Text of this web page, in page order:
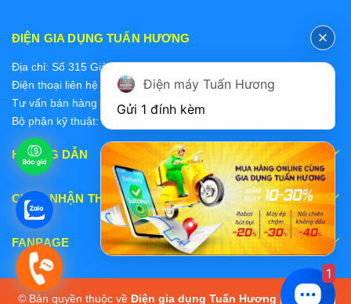
ĐIỆN GIA DỤNG TUẤN HƯƠNG
Địa chỉ: Số 315 Giảng Võ, Ba Đình, Hà Nội
Điện thoại liên hệ các bộ phận:
Tư vấn bán hàng 2: 0868228637
Bộ phận kỹ thuật: 0978 319 375
HƯỚNG DẪN
CHẤP NHẬN THANH TOÁN
FANPAGE
© Bản quyền thuộc về Điện gia dụng Tuấn Hương | Cung cấp
Điện máy Tuấn Hương
Gửi 1 đính kèm
1